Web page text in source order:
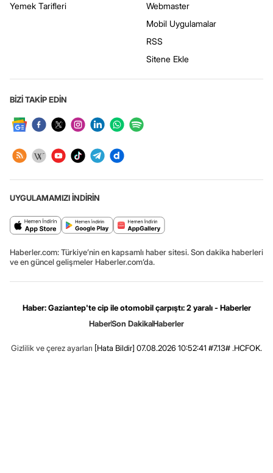
Yemek Tarifleri
Webmaster
Mobil Uygulamalar
RSS
Sitene Ekle
BİZİ TAKİP EDİN
UYGULAMAMIZI İNDİRİN
Haberler.com: Türkiye’nin en kapsamlı haber sitesi. Son dakika haberleri
ve en güncel gelişmeler Haberler.com’da.
Haber: Gaziantep'te cip ile otomobil çarpıştı: 2 yaralı - Haberler
HaberSon DakikaHaberler
Gizlilik ve çerez ayarları [Hata Bildir] 07.08.2026 10:52:41 #7.13# .HCFOK.